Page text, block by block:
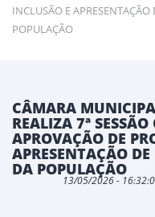
INCLUSÃO E
POPULAÇÃO
CÂMARA
REALIZA 7ª
APROVAÇÃO DE
APRESENTAÇÃO
DA POPULAÇÃO
13/05/2026 -